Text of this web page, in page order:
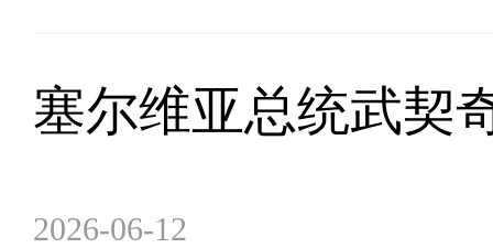
塞尔维亚总统武契
2026-06-12